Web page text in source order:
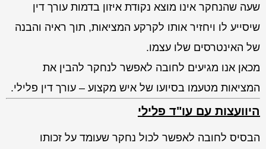
שעה שהנחקר אינו מוצא נקודת איזון בדמות עורך דין
שיסייע לו ויחזיר אותו לקרקע המציאות, תוך ראיה והבנה
של האינטרסים שלו עצמו.
מכאן אנו מגיעים לחובה לאפשר לנחקר להבין את
המציאות מטעמו בסיועו של איש מקצוע – עורך דין פלילי.
היוועצות עם עו"ד פלילי
הבסיס לחובה לאפשר לכול נחקר שעומד על זכותו